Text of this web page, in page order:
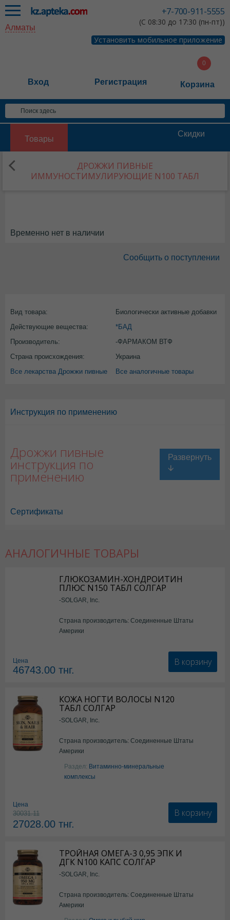
+7-700-911-5555
(С 08:30 до 17:30 (пн-пт))
Установить мобильное приложение
Алматы
Вход Регистрация Корзина
Товары
Скидки
ДРОЖЖИ ПИВНЫЕ
ИММУНОСТИМУЛИРУЮЩИЕ N100 ТАБЛ
Временно нет в наличии
Сообщить о поступлении
Вид товара:
Биологически активные добавки
Действующие вещества:
*БАД
Производитель:
-ФАРМАКОМ ВТФ
Страна происхождения:
Украина
Все лекарства Дрожжи пивные
Все аналогичные товары
Инструкция по применению
Дрожжи пивные
инструкция по
применению
Дрожжи пивные в Астане, Дрожжи пивные в Уральске
Сертификаты
АНАЛОГИЧНЫЕ ТОВАРЫ
ГЛЮКОЗАМИН-ХОНДРОИТИН
ПЛЮС N150 ТАБЛ СОЛГАР
-SOLGAR, Inc.
Страна производитель: Соединенные Штаты
Америки
Цена
46743.00 тнг.
В корзину
КОЖА НОГТИ ВОЛОСЫ N120
ТАБЛ СОЛГАР
-SOLGAR, Inc.
Страна производитель: Соединенные Штаты
Америки
Раздел: Витаминно-минеральные
комплексы
Цена
30031.11
27028.00 тнг.
В корзину
ТРОЙНАЯ ОМЕГА-3 0,95 ЭПК И
ДГК N100 КАПС СОЛГАР
-SOLGAR, Inc.
Страна производитель: Соединенные Штаты
Америки